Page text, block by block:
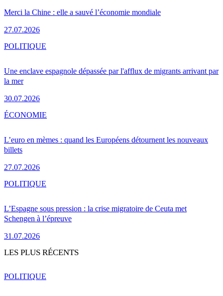
Merci la Chine : elle a sauvé l’économie mondiale
27.07.2026
Une enclave espagnole dépassée par l'afflux de migrants arrivant par
la mer
30.07.2026
POLITIQUE
L’euro en mèmes : quand les Européens détournent les nouveaux
billets
27.07.2026
ÉCONOMIE
L’Espagne sous pression : la crise migratoire de Ceuta met
Schengen à l’épreuve
31.07.2026
POLITIQUE
LES PLUS RÉCENTS
POLITIQUE